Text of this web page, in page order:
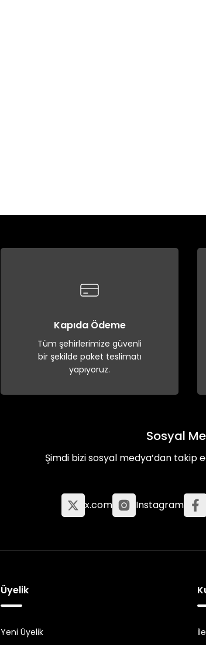
Kapıda Ödeme
Tüm şehirlerimize güvenli
bir şekilde paket teslimatı
yapıyoruz.
Sosyal
Şimdi bizi sosyal medya’dan takip
x.com Instagram
Üyelik
Yeni Üyelik